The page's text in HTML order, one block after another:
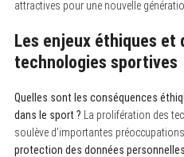
attractives pour une nouvelle
Les enjeux éthiques et
technologies sportives
Quelles sont les conséquences
dans le sport ? La prolifération des
soulève d’importantes
protection des données personnelles